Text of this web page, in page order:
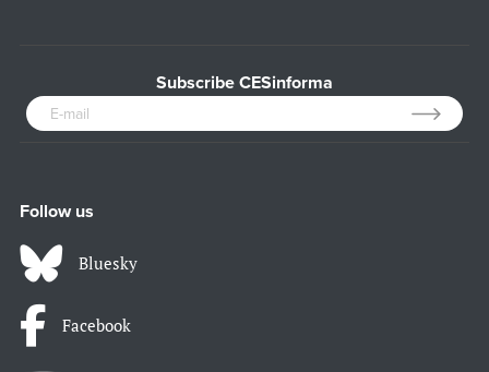
Subscribe CESinforma
Follow us
Bluesky
Facebook